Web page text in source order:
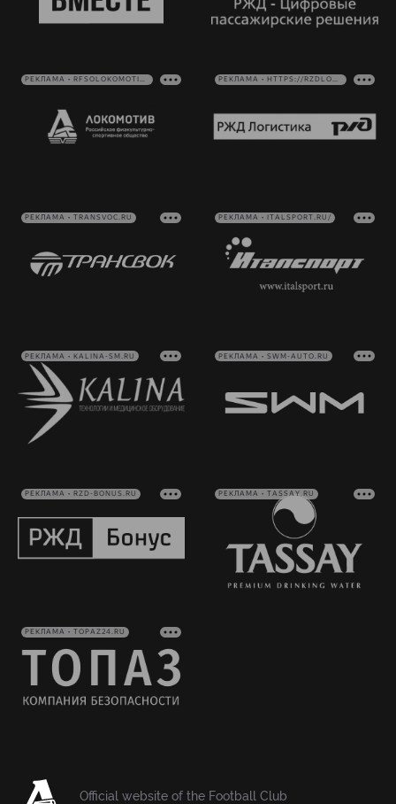
РЕКЛАМА • RFSOLOKOMOTIV.RU РЕКЛАМА • HTTPS://RZDLOG.RU/
РЕКЛАМА • TRANSVOC.RU РЕКЛАМА • ITALSPORT.RU/
РЕКЛАМА • KALINA-SM.RU РЕКЛАМА • SWM-AUTO.RU
РЕКЛАМА • RZD-BONUS.RU РЕКЛАМА • TASSAY.RU
РЕКЛАМА • TOPAZ24.RU
Official website of the Football Club